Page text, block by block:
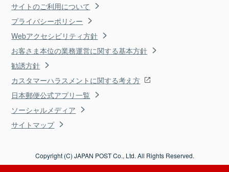
サイトのご利用について
プライバシーポリシー
Webアクセシビリティ方針
お客さま本位の業務運営に関する基本方針
勧誘方針
カスタマーハラスメントに関する考え方
日本郵便公式アプリ一覧
ソーシャルメディア
サイトマップ
Copyright (C) JAPAN POST Co., Ltd. All Rights Reserved.